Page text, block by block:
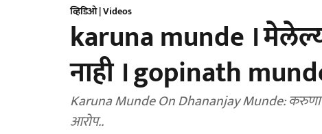
व्हिडिओ | Videos
karuna munde ।
नाही । gopinath
Karuna Munde On Dhananjay Munde:
आरोप..